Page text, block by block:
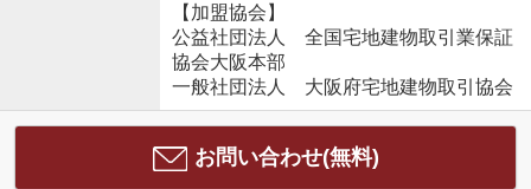
【加盟協会】
公益社団法人 全国宅地建物取引業保証
協会大阪本部
一般社団法人 大阪府宅地建物取引協会
お問い合わせ(無料)